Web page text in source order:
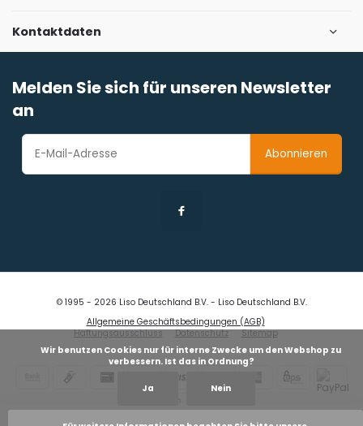
Kontaktdaten
Melden Sie sich für unseren Newsletter
an
Abonnieren
Allgemeine Geschäftsbedingungen (AGB)
Haftungsausschluss
Datenschutz Sitemap
© 1995 - 2026 Liso Deutschland B.V. - Liso Deutschland B.V.
verbessern. Ist das in Ordnung?
Ja Nein